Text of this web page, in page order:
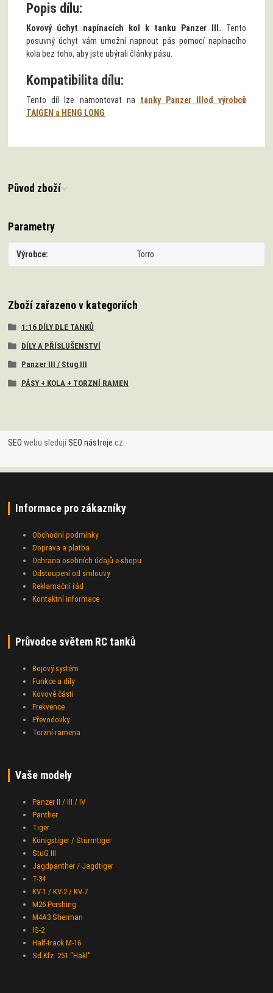
Popis dílu:
Kovový úchyt napínacích kol k tanku Panzer III. Tento
posuvný úchyt vám umožní napnout pás pomocí napínacího
kola bez toho, aby jste ubýrali články pásu.
Kompatibilita dílu:
Tento díl lze namontovat na tanky Panzer IIIod výrobců
TAIGEN a HENG LONG
Původ zboží
Parametry
Výrobce Torro
Zboží zařazeno v kategoriích
1:16 DÍLY DLE TANKŮ
DÍLY A PŘÍSLUŠENSTVÍ
Panzer III / Stug III
PÁSY + KOLA + TORZNÍ RAMEN
SEO webu sledujíSEO nástroje .cz
Informace pro zákazníky
Obchodní podmínky
Doprava a platba
Ochrana osobních údajů e-shopu
Odstoupení od smlouvy
Reklamační řád
Kontaktní informace
Průvodce světem RC tanků
Bojový systém
Funkce a díly
Kovové části
Frekvence
Převodovky
Torzní ramena
Vaše modely
Panzer II / III / IV
Panther
Tiger
Königstiger / Stürmtiger
StuG III
Jagdpanther / Jagdtiger
T-34
KV-1 / KV-2 / KV-7
M26 Pershing
M4A3 Sherman
IS-2
Half-track M-16
Sd.Kfz. 251 "Hakl"